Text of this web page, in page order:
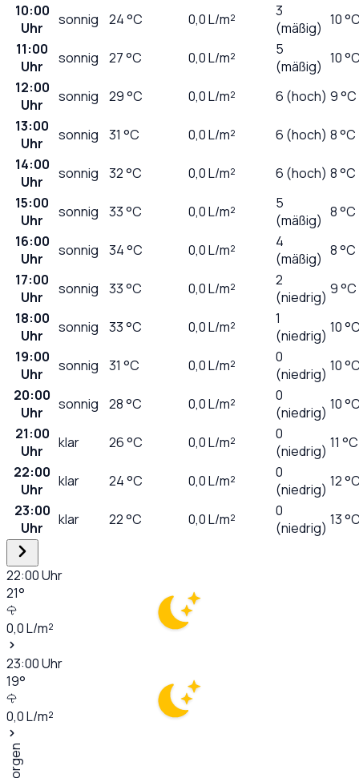
10:00
Uhr
sonnig 24°C 0,0L/m²
3
(mäßig) 10
11:00
Uhr
sonnig 27°C 0,0L/m²
5
(mäßig) 10
12:00
Uhr
sonnig 29°C 0,0L/m² 6 (hoch) 9 °C
13:00
Uhr
sonnig 31 °C 0,0L/m² 6 (hoch) 8 °C
14:00
Uhr
sonnig 32°C 0,0L/m² 6 (hoch) 8 °C
15:00
Uhr
sonnig 33°C 0,0L/m²
5
(mäßig) 8 °C
16:00
Uhr
sonnig 34°C 0,0L/m²
4
(mäßig) 8 °C
17:00
Uhr
sonnig 33°C 0,0L/m²
2
(niedrig) 9 °C
18:00
Uhr
sonnig 33°C 0,0L/m²
1
(niedrig) 10
19:00
Uhr
sonnig 31 °C 0,0L/m²
0
(niedrig) 10
20:00
Uhr
sonnig 28°C 0,0L/m²
0
(niedrig) 10
21:00
Uhr
klar 26°C 0,0L/m²
0
(niedrig) 11 °C
22:00
Uhr
klar 24°C 0,0L/m²
0
(niedrig) 12
23:00
Uhr
klar 22°C 0,0L/m²
0
(niedrig) 13
22:00Uhr
21°
0,0L/m²
23:00Uhr
19°
0,0L/m²
Morgen